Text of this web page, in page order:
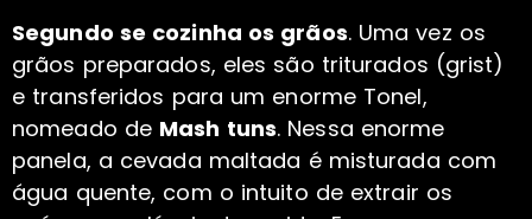
Segundo se cozinha os grãos. Uma vez os
grãos preparados, eles são triturados (grist)
e transferidos para um enorme Tonel,
nomeado de Mash tuns. Nessa enorme
panela, a cevada maltada é misturada com
água quente, com o intuito de extrair os